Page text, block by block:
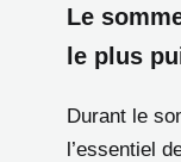
Le
le plus
Durant le
l’essentiel